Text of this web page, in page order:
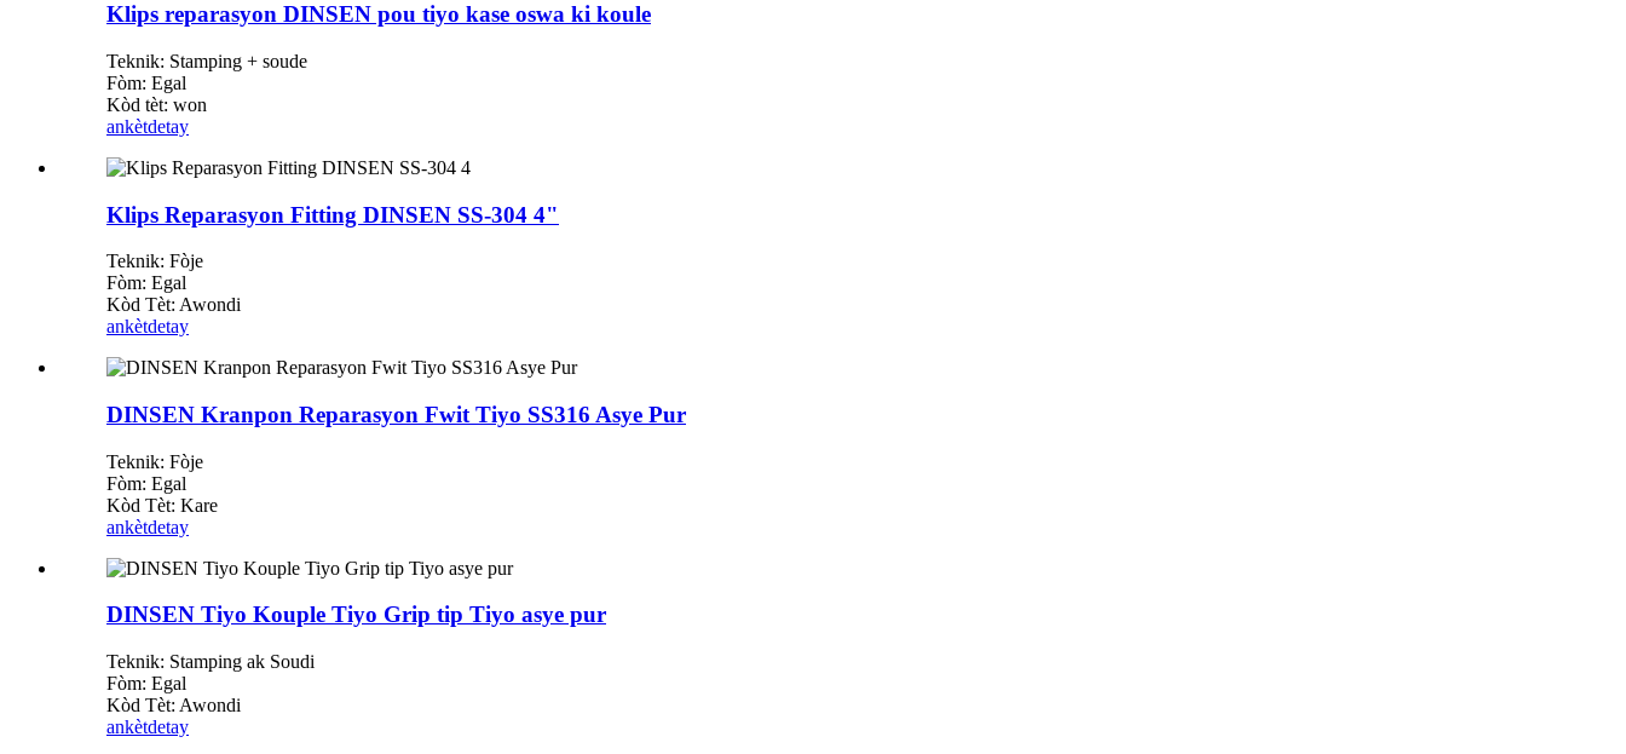
Klips reparasyon DINSEN pou tiyo kase oswa ki koule
Teknik: Stamping + soude
Fòm: Egal
Kòd tèt: won
ankètdetay
Klips Reparasyon Fitting DINSEN SS-304 4"
Teknik: Fòje
Fòm: Egal
Kòd Tèt: Awondi
ankètdetay
DINSEN Kranpon Reparasyon Fwit Tiyo SS316 Asye Pur
Teknik: Fòje
Fòm: Egal
Kòd Tèt: Kare
ankètdetay
DINSEN Tiyo Kouple Tiyo Grip tip Tiyo asye pur
Teknik: Stamping ak Soudi
Fòm: Egal
Kòd Tèt: Awondi
ankètdetay